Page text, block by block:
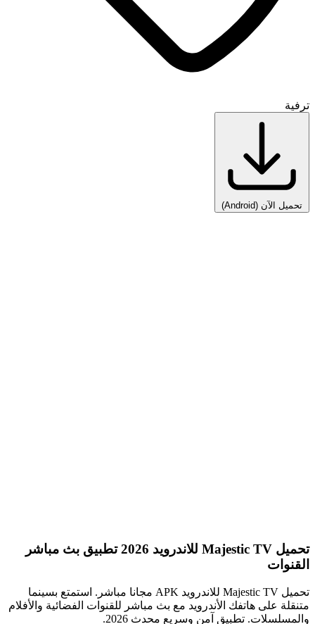
ترفية
تحميل الآن (Android)
تحميل Majestic TV للاندرويد 2026 تطبيق بث مباشر
القنوات
تحميل Majestic TV للاندرويد APK مجانا مباشر. استمتع بسينما
متنقلة على هاتفك الأندرويد مع بث مباشر للقنوات الفضائية والأفلام
والمسلسلات. تطبيق آمن وسريع محدث 2026.